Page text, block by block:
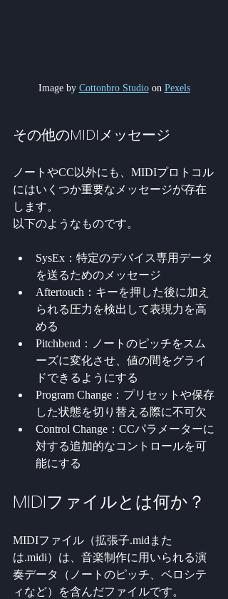
Image by Cottonbro Studio on Pexels
その他のMIDIメッセージ
ノートやCC以外にも、MIDIプロトコル
にはいくつか重要なメッセージが存在
します。
以下のようなものです。
SysEx：特定のデバイス専用データ
を送るためのメッセージ
Aftertouch：キーを押した後に加え
られる圧力を検出して表現力を高
める
Pitchbend：ノートのピッチをスム
ーズに変化させ、値の間をグライ
ドできるようにする
Program Change：プリセットや保存
した状態を切り替える際に不可欠
Control Change：CCパラメーターに
対する追加的なコントロールを可
能にする
MIDIファイルとは何か？
MIDIファイル（拡張子.midまた
は.midi）は、音楽制作に用いられる演
奏データ（ノートのピッチ、ベロシテ
ィなど）を含んだファイルです。